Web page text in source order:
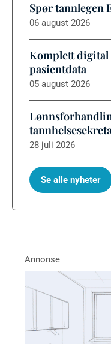
Spør tannlegen
06 august 2026
Komplett
pasientdata
05 august 2026
28 juli 2026
Se alle nyheter